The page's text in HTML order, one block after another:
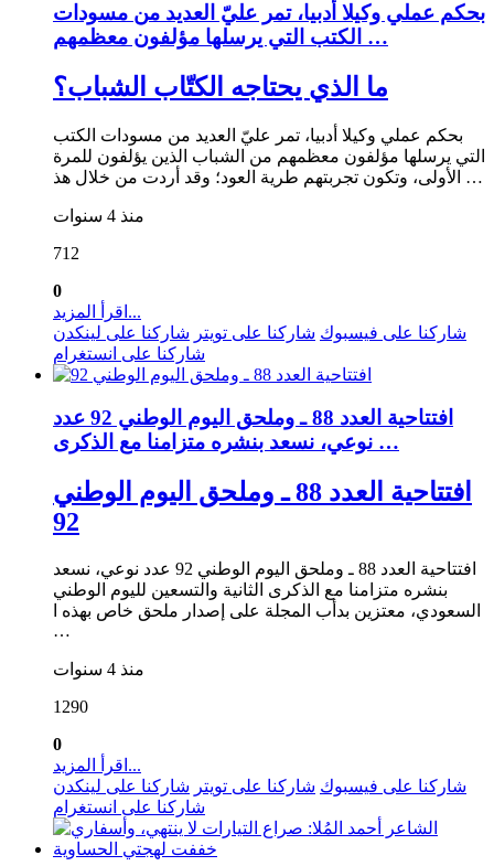
بحكم عملي وكيلا أدبيا، تمر عليّ العديد من مسودات
الكتب التي يرسلها مؤلفون معظمهم …
ما الذي يحتاجه الكتّاب الشباب؟
بحكم عملي وكيلا أدبيا، تمر عليّ العديد من مسودات الكتب
التي يرسلها مؤلفون معظمهم من الشباب الذين يؤلفون للمرة
الأولى، وتكون تجربتهم طرية العود؛ وقد أردت من خلال هذ …
منذ 4 سنوات
712
0
اقرأ المزيد...
شاركنا على فيسبوك شاركنا على تويتر شاركنا على لينكدن
شاركنا على انستغرام
افتتاحية العدد 88 ـ وملحق اليوم الوطني 92 عدد
نوعي، نسعد بنشره متزامنا مع الذكرى …
افتتاحية العدد 88 ـ وملحق اليوم الوطني
92
افتتاحية العدد 88 ـ وملحق اليوم الوطني 92 عدد نوعي، نسعد
بنشره متزامنا مع الذكرى الثانية والتسعين لليوم الوطني
السعودي، معتزين بدأب المجلة على إصدار ملحق خاص بهذه ا
…
منذ 4 سنوات
1290
0
اقرأ المزيد...
شاركنا على فيسبوك شاركنا على تويتر شاركنا على لينكدن
شاركنا على انستغرام